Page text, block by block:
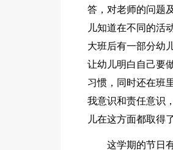
答，对老师的问题
儿知道在不同的活
大班后有一部分幼
让幼儿明白自己要
习惯，同时还在班
我意识和责任意识
儿在这方面都取得
这学期的节日